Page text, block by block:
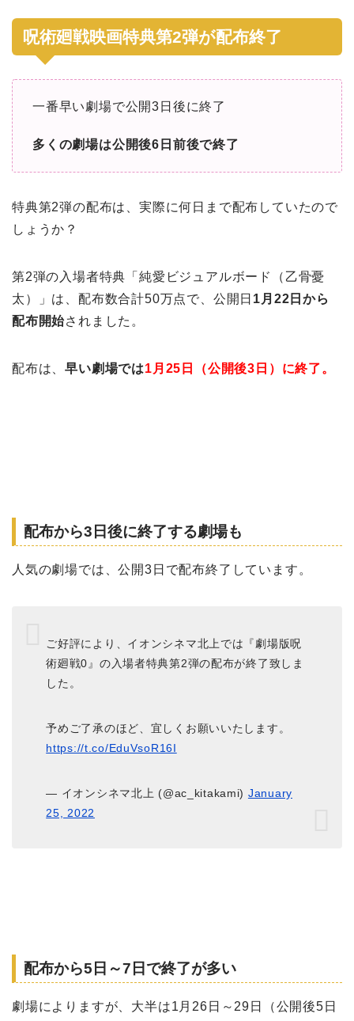
呪術廻戦映画特典第2弾が配布終了
一番早い劇場で公開3日後に終了
多くの劇場は公開後6日前後で終了
特典第2弾の配布は、実際に何日まで配布していたので
しょうか？
第2弾の入場者特典「純愛ビジュアルボード（乙骨憂
太）」は、配布数合計50万点で、公開日 1月22日から
配布開始されました。
配布は、早い劇場では1月25日（公開後3日）に終了。
配布から3日後に終了する劇場も
人気の劇場では、公開3日で配布終了しています。
ご好評により、イオンシネマ北上では『劇場版呪
術廻戦0』の入場者特典第2弾の配布が終了致しま
した。
予めご了承のほど、宜しくお願いいたします。
https://t.co/EduVsoR16I
— イオンシネマ北上 (@ac_kitakami) January
25, 2022
配布から5日～7日で終了が多い
劇場によりますが、大半は1月26日～29日（公開後5日